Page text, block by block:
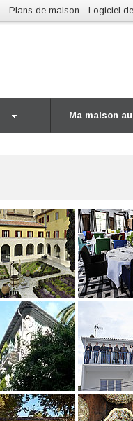
Plans de maison Logiciel
Ma maison